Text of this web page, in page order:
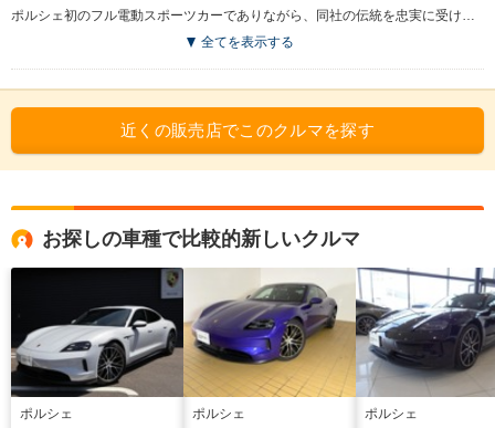
ポルシェ初のフル電動スポーツカーでありながら、同社の伝統を忠実に受け継いだモデル。高剛性かつ軽量なボディ、低重心設計、卓越したエアロダイナミクスにより、ステアリングを通じて得られる安心感や安定性の高いハンドリング、快適な乗り心地が実現された。電動化されたドライブトレインにも革新的な技術が採用されており、具体的には2基の永久磁石シンクロナスモーター、世界最高レベルの高速充電を実現する800Vの電圧システム、リアアクスル用に新開発された自動切り替え式2速トランスミッションなどが挙げられる。また、アダプティブクルーズコントロールをはじめとする安全運転支援システムなども標準装備される。（2020.5）
全てを表示する
近くの販売店でこのクルマを探す
お探しの車種で比較的新しいクルマ
ポルシェ ポルシェ ポルシェ